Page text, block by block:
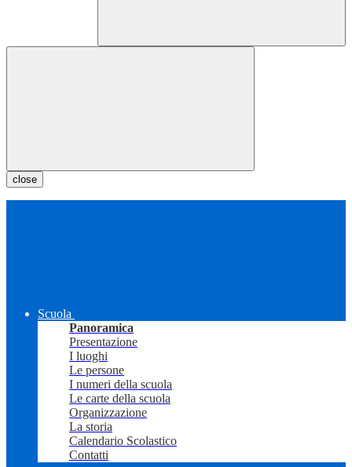
close
Scuola
Panoramica
Presentazione
I luoghi
Le persone
I numeri della scuola
Le carte della scuola
Organizzazione
La storia
Calendario Scolastico
Contatti